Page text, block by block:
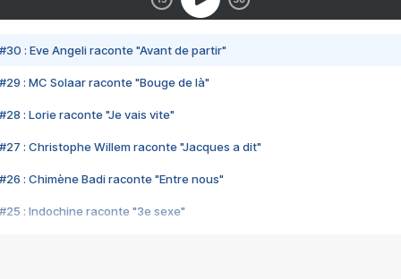
#30 : Eve Angeli raconte "Avant de partir"
#29 : MC Solaar raconte "Bouge de là"
#28 : Lorie raconte "Je vais vite"
#27 : Christophe Willem raconte "Jacques a dit"
#26 : Chimène Badi raconte "Entre nous"
#25 : Indochine raconte "3e sexe"